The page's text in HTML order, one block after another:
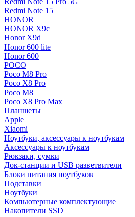
Redmi Note 15
HONOR
HONOR X9c
Honor X9d
Honor 600 lite
Honor 600
POCO
Poco M8 Pro
Poco X8 Pro
Poco M8
Poco X8 Pro Max
Планшеты
Apple
Xiaomi
Ноутбуки, аксессуары к ноутбукам
Аксессуары к ноутбукам
Рюкзаки, сумки
Док-станции и USB разветвители
Блоки питания ноутбуков
Подставки
Ноутбуки
Компьютерные комплектующие
Накопители SSD